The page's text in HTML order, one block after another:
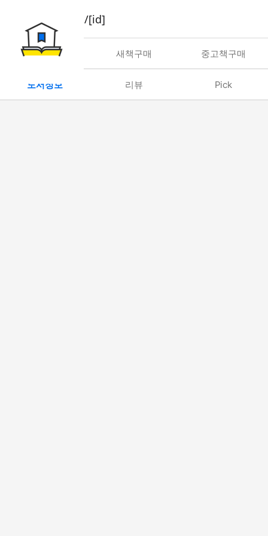
book/rent/[id]
대여 새책구매 중고책구매
도서정보 리뷰 Pick